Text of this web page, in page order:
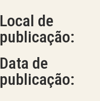
Local de
publicação:
Data de
publicação: